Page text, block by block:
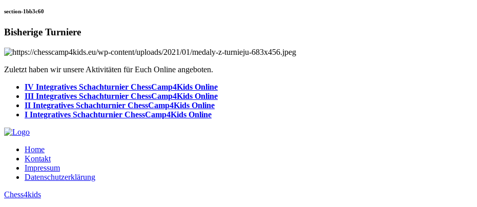
section-1bb3c60
Bisherige Turniere
Zuletzt haben wir unsere Aktivitäten für Euch Online angeboten.
IV Integratives Schachturnier ChessCamp4Kids Online
III Integratives Schachturnier ChessCamp4Kids Online
II Integratives Schachturnier ChessCamp4Kids Online
I Integratives Schachturnier ChessCamp4Kids Online
Home
Kontakt
Impressum
Datenschutzerklärung
Chess4kids